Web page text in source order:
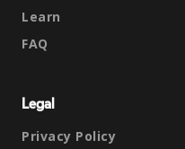
Learn
FAQ
Legal
Privacy Policy